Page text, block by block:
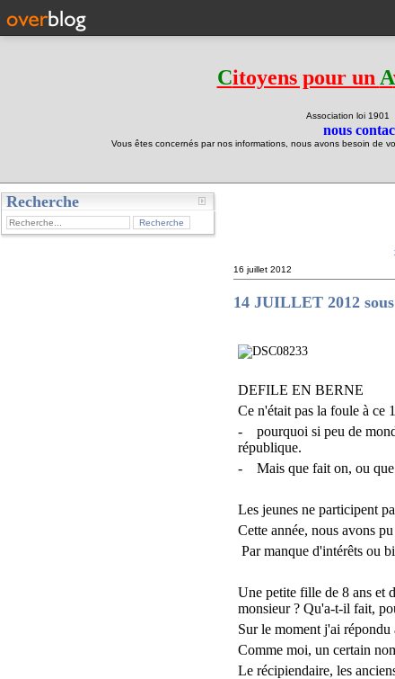
Citoyens pour un A
Association loi
nous
Vous êtes concernés par nos informations, nous avons besoin de
Recherche
16 juillet 2012
14 JUILLET 2012
DEFILE EN BERNE
Ce n'était pas la foule à ce
-
pourquoi si peu de
république.
-
Mais que fait on, ou
Les jeunes ne participent
Cette année, nous avons
Par manque d'intérêts ou
Une petite fille de 8 ans et
monsieur ? Qu'a-t-il fait,
Sur le moment j'ai répondu
Comme moi, un certain
Le récipiendaire, les